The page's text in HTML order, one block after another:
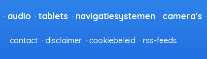
audio tablets navigatiesystemen camera's
contact disclaimer cookiebeleid rss-feeds